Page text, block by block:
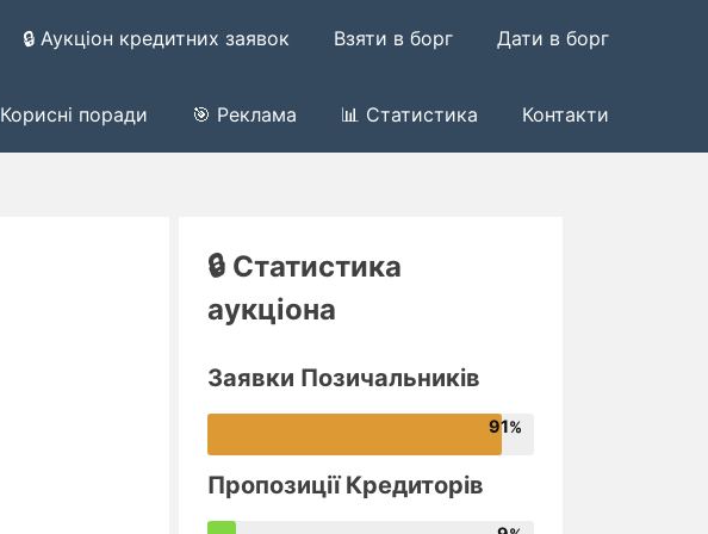
🔒 Аукціон кредитних заявок Взяти в борг Дати в борг
Корисні поради 🎯 Реклама 📊 Статистика Контакти
🔒 Статистика
аукціона
Заявки Позичальників
91
Пропозиції Кредиторів